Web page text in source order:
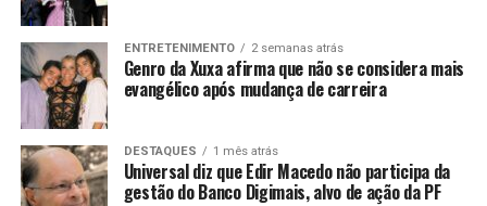
ENTRETENIMENTO 2 semanas atrás
Genro da Xuxa afirma que não se considera mais
evangélico após mudança de carreira
DESTAQUES 1 mês atrás
Universal diz que Edir Macedo não participa da
gestão do Banco Digimais, alvo de ação da PF